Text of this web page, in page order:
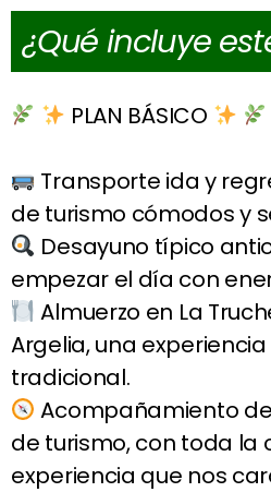
¿Qué incluye
PLAN BÁSICO
Transporte ida y
de turismo cómodos y
Desayuno típico
empezar el día con
Almuerzo en La
Argelia, una
tradicional.
Acompañamiento
de turismo, con toda la
experiencia que nos